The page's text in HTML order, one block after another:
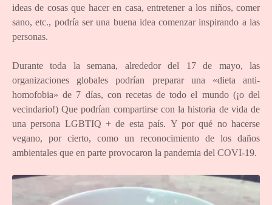
ideas de cosas que hacer en casa, entretener a los niños, comer
sano, etc., podría ser una buena idea comenzar inspirando a las
personas.
Durante toda la semana, alrededor del 17 de mayo, las
organizaciones globales podrían preparar una «dieta anti-
homofobia» de 7 días, con recetas de todo el mundo (¡o del
vecindario!) Que podrían compartirse con la historia de vida de
una persona LGBTIQ + de esta país. Y por qué no hacerse
vegano, por cierto, como un reconocimiento de los daños
ambientales que en parte provocaron la pandemia del COVI-19.